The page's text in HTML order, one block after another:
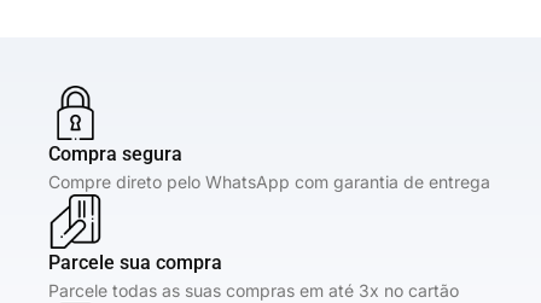
Compra segura
Compre direto pelo WhatsApp com garantia de entrega
Parcele sua compra
Parcele todas as suas compras em até 3x no cartão